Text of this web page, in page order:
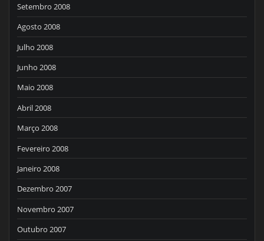
Setembro 2008
Agosto 2008
Julho 2008
Junho 2008
Maio 2008
Abril 2008
Março 2008
Fevereiro 2008
Janeiro 2008
Dezembro 2007
Novembro 2007
Outubro 2007